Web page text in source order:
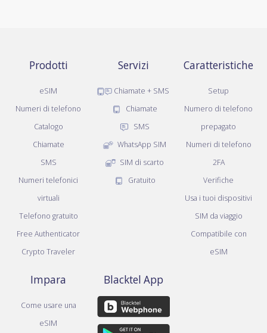
Prodotti
eSIM
Numeri di telefono
Catalogo
Chiamate
SMS
Numeri telefonici
virtuali
Telefono gratuito
Free Authenticator
Crypto Traveler
Servizi
Chiamate + SMS
Chiamate
SMS
WhatsApp SIM
SIM di scarto
Gratuito
Caratteristiche
Setup
Numero di telefono
prepagato
Numeri di telefono
2FA
Verifiche
Usa i tuoi dispositivi
SIM da viaggio
Compatibile con
eSIM
Impara
Come usare una
eSIM
Blacktel App